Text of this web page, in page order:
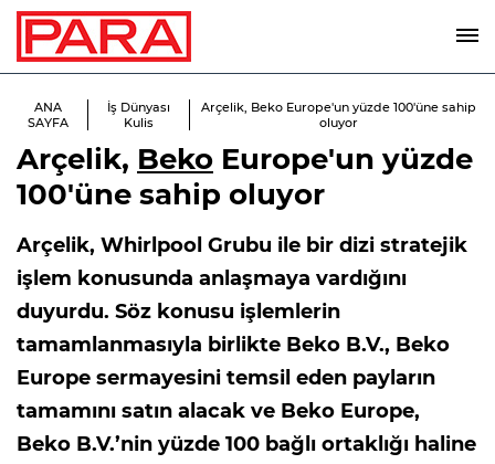
ANA
SAYFA
İş Dünyası
Kulis
Arçelik, Beko Europe'un yüzde 100'üne sahip
oluyor
Arçelik, Beko Europe'un yüzde
100'üne sahip oluyor
Arçelik, Whirlpool Grubu ile bir dizi stratejik
işlem konusunda anlaşmaya vardığını
duyurdu. Söz konusu işlemlerin
tamamlanmasıyla birlikte Beko B.V., Beko
Europe sermayesini temsil eden payların
tamamını satın alacak ve Beko Europe,
Beko B.V.’nin yüzde 100 bağlı ortaklığı haline